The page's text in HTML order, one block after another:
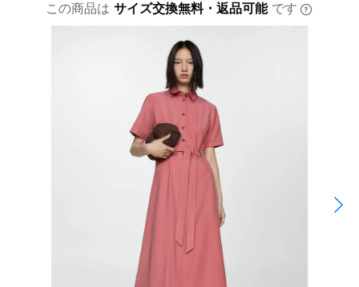
この商品は サイズ交換無料・返品可能 です